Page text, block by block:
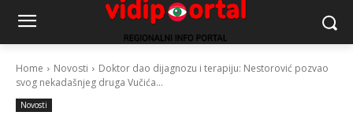
Home Novosti
Doktor dao dijagnozu i terapiju: Nestorović pozvao
svog nekadašnjeg druga Vučića...
Novosti